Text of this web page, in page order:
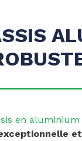
en aluminium